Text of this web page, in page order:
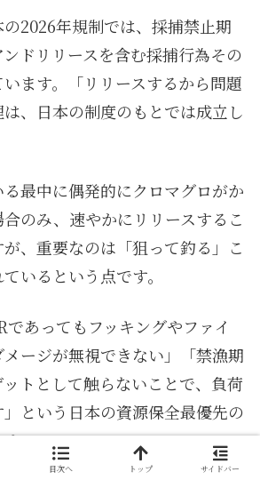
2026年規制では、採捕禁止期
ドリリースを含む採捕行為その
ます。「リリースするから問題
、日本の制度のもとでは成立し
最中に偶発的にクロマグロがか
のみ、速やかにリリースするこ
、重要なのは「狙って釣る」こ
いるという点です。
あってもフッキングやファイ
メージが無視できない」「禁漁期
トとして触らないことで、負荷
という日本の資源保全最優先の
。
目次へ トップ サイドバー